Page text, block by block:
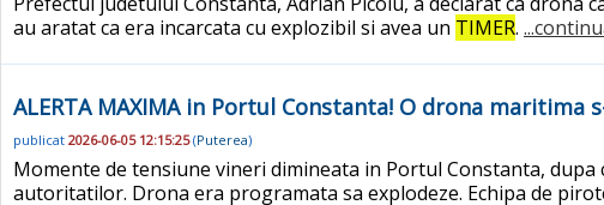
au aratat ca era incarcata cu explozibil si avea un TIMER.
ALERTA MAXIMA in Portul Constanta! O drona
publicat 2026-06-05 12:15:25(Puterea)
Momente de tensiune vineri dimineata in Portul Constanta,
autoritatilor. Drona era programata sa explodeze. Echipa de